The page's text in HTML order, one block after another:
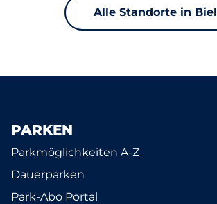
Alle Standorte in Biel
PARKEN
Parkmöglichkeiten A-Z
Dauerparken
Park-Abo Portal